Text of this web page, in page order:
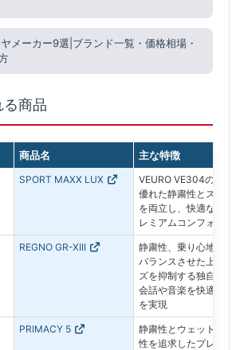
メーカー9選|ブランド一覧・価格相場・
る商品
商品名 主な特徴
SPORT MAXX LUX
VEURO VE304の実質
優れた静粛性とスポー
を両立し、快適なドラ
レミアムコンフォート
REGNO GR-XIII
静粛性、乗り心地、運
バランスさせた上級モ
ズを抑制する独自構造
会話や音楽を快適に楽
を実現
PRIMACY 5
静粛性とウェット性能
性を追求したプレミア